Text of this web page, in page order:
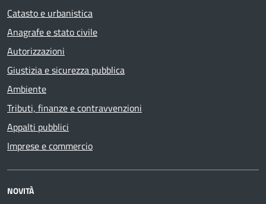
Catasto e urbanistica
Anagrafe e stato civile
Autorizzazioni
Giustizia e sicurezza pubblica
Ambiente
Tributi, finanze e contravvenzioni
Appalti pubblici
Imprese e commercio
NOVITÀ